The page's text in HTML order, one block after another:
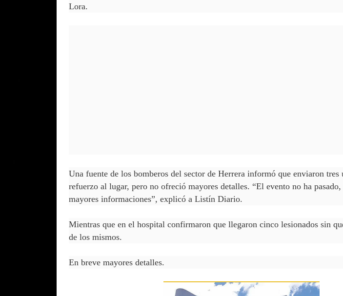
Lora.
Una fuente de los bomberos del sector de Herrera informó que enviaron tres
refuerzo al lugar, pero no ofreció mayores detalles. “El evento no ha pasado,
mayores informaciones”, explicó a Listín Diario.
Mientras que en el hospital confirmaron que llegaron cinco lesionados sin
de los mismos.
En breve mayores detalles.